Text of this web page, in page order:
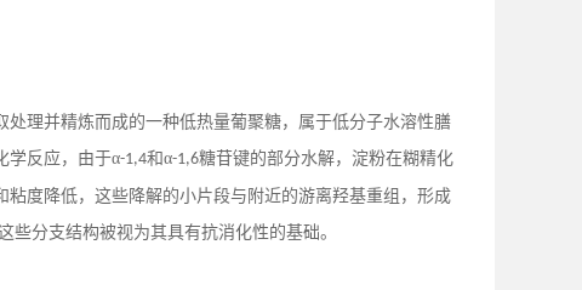
理并精炼而成的一种低热量葡聚糖，属于低分子水溶性膳
学反应，由于α-1,4和α-1,6糖苷键的部分水解，淀粉在糊精化
度降低，这些降解的小片段与附近的游离羟基重组，形成
些分支结构被视为其具有抗消化性的基础。